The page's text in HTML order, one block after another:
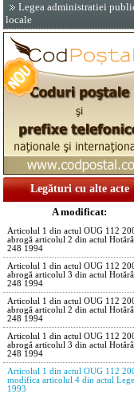
Legea administratiei
locale
Legături cu alte acte
A modificat:
Articolul 1 din actul OUG 112
abrogă articolul 2 din actul
248 1994
Articolul 1 din actul OUG 112
abrogă articolul 3 din actul
248 1994
Articolul 1 din actul OUG 112
abrogă articolul 2 din actul
248 1994
Articolul 1 din actul OUG 112
abrogă articolul 3 din actul
248 1994
Articolul 1 din actul OUG 112
modifica articolul 4 din actul
1993